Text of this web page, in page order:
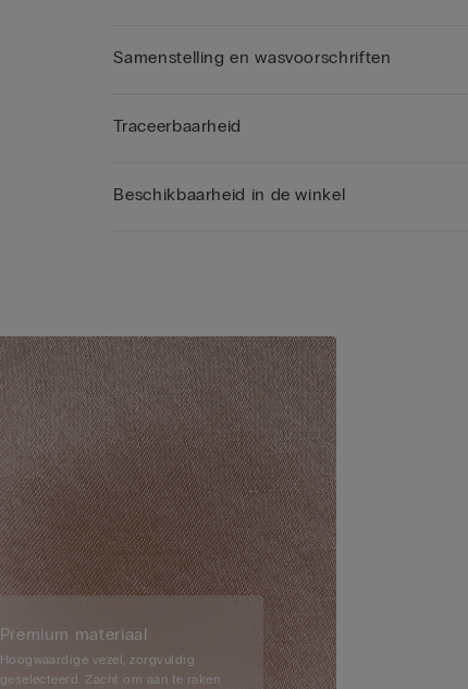
Samenstelling en wasvoorschriften
Traceerbaarheid
Beschikbaarheid in de winkel
Premium materiaal
Hoogwaardige vezel, zorgvuldig
geselecteerd. Zacht om aan te raken